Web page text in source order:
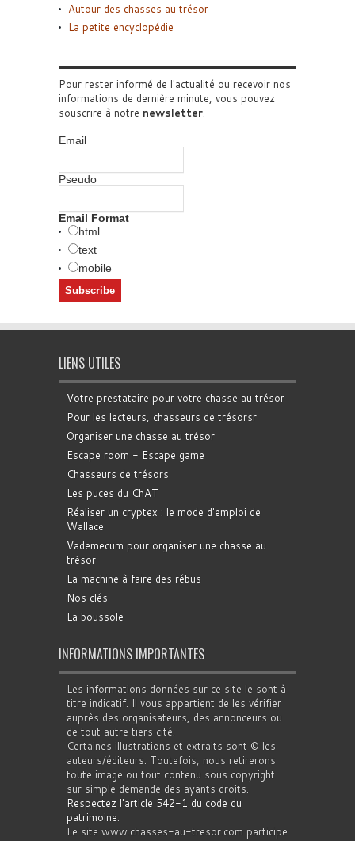
Autour des chasses au trésor
La petite encyclopédie
Pour rester informé de l'actualité ou recevoir nos
informations de dernière minute, vous pouvez
souscrire à notre newsletter.
Email
Pseudo
Email Format
html
text
mobile
LIENS UTILES
Votre prestataire pour votre chasse au trésor
Pour les lecteurs, chasseurs de trésorsr
Organiser une chasse au trésor
Escape room - Escape game
Chasseurs de trésors
Les puces du ChAT
Réaliser un cryptex : le mode d'emploi de
Wallace
Vademecum pour organiser une chasse au
trésor
La machine à faire des rébus
Nos clés
La boussole
INFORMATIONS IMPORTANTES
Les informations données sur ce site le sont à
titre indicatif. Il vous appartient de les vérifier
auprès des organisateurs, des annonceurs ou
de tout autre tiers cité.
Certaines illustrations et extraits sont © les
auteurs/éditeurs. Toutefois, nous retirerons
toute image ou tout contenu sous copyright
sur simple demande des ayants droits.
Respectez l'article 542-1 du code du
patrimoine.
Le site www.chasses-au-tresor.com participe